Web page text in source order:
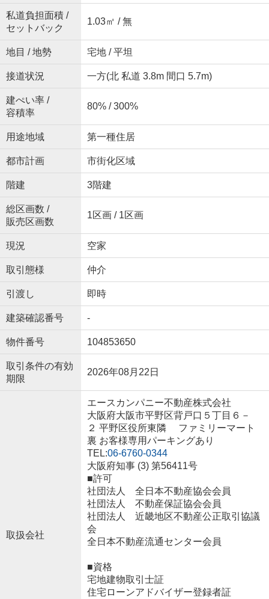
私道負担面積 /
セットバック
1.03㎡ / 無
地目 / 地勢 宅地 / 平坦
接道状況 一方(北 私道 3.8m 間口 5.7m)
建ぺい率 /
容積率
80% / 300%
用途地域 第一種住居
都市計画 市街化区域
階建 3階建
総区画数 /
販売区画数
1区画 / 1区画
現況 空家
取引態様 仲介
引渡し 即時
建築確認番号 -
物件番号 104853650
取引条件の有効
期限
2026年08月22日
取扱会社
エースカンパニー不動産株式会社
大阪府大阪市平野区背戸口５丁目６－
２ 平野区役所東隣 ファミリーマート
裏 お客様専用パーキングあり
TEL:06-6760-0344
大阪府知事 (3) 第56411号
■許可
社団法人 全日本不動産協会会員
社団法人 不動産保証協会会員
社団法人 近畿地区不動産公正取引協議
会
全日本不動産流通センター会員
■資格
宅地建物取引士証
住宅ローンアドバイザー登録者証